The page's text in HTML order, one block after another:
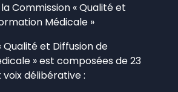
Commission « Qualité et
Médicale »
Qualité et Diffusion de
» est composées de 23
délibérative :